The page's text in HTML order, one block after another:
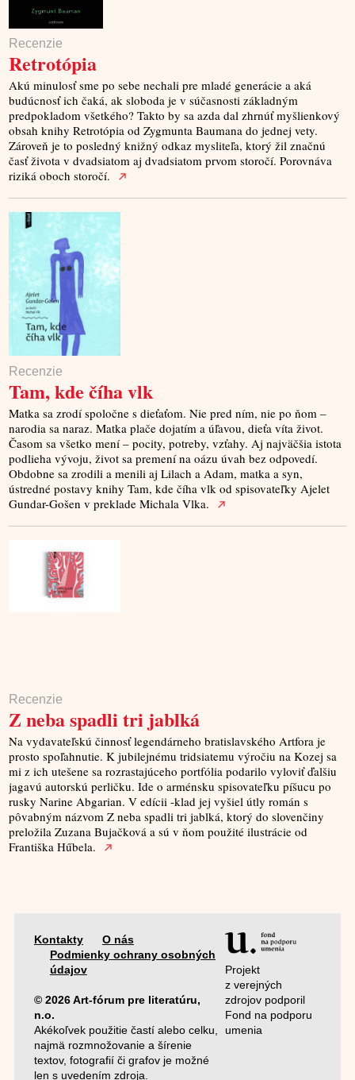
Recenzie
Retrotópia
Akú minulosť sme po sebe nechali pre mladé generácie a aká
budúcnosť ich čaká, ak sloboda je v súčasnosti základným
predpokladom všetkého? Takto by sa azda dal zhrnúť myšlienkový
obsah knihy Retrotópia od Zygmunta Baumana do jednej vety.
Zároveň je to posledný knižný odkaz mysliteľa, ktorý žil značnú
časť života v dvadsiatom aj dvadsiatom prvom storočí. Porovnáva
riziká oboch storočí.
Recenzie
Tam, kde číha vlk
Matka sa zrodí spoločne s dieťaťom. Nie pred ním, nie po ňom –
narodia sa naraz. Matka plače dojatím a úľavou, dieťa víta život.
Časom sa všetko mení – pocity, potreby, vzťahy. Aj najväčšia istota
podlieha vývoju, život sa premení na oázu úvah bez odpovedí.
Obdobne sa zrodili a menili aj Lilach a Adam, matka a syn,
ústredné postavy knihy Tam, kde číha vlk od spisovateľky Ajelet
Gundar-Gošen v preklade Michala Vlka.
Recenzie
Z neba spadli tri jablká
Na vydavateľskú činnosť legendárneho bratislavského Artfora je
prosto spoľahnutie. K jubilejnému tridsiatemu výročiu na Kozej sa
mi z ich utešene sa rozrastajúceho portfólia podarilo vyloviť ďalšiu
jagavú autorskú perličku. Ide o arménsku spisovateľku píšucu po
rusky Narine Abgarian. V edícii -klad jej vyšiel útly román s
pôvabným názvom Z neba spadli tri jablká, ktorý do slovenčiny
preložila Zuzana Bujačková a sú v ňom použité ilustrácie od
Františka Hűbela.
Kontakty
O nás
Podmienky ochrany osobných
údajov
© 2026 Art-fórum pre literatúru,
n.o.
Akékoľvek použitie častí alebo celku,
najmä rozmnožovanie a šírenie
textov, fotografií či grafov je možné
len s uvedením zdroja.
Projekt
z verejných
zdrojov podporil
Fond na podporu
umenia